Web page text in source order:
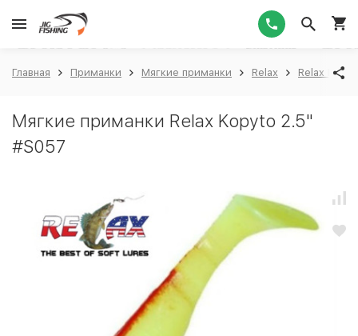
Главная Приманки Мягкие приманки Relax Relax
Мягкие приманки Relax Kopyto 2.5"
#S057